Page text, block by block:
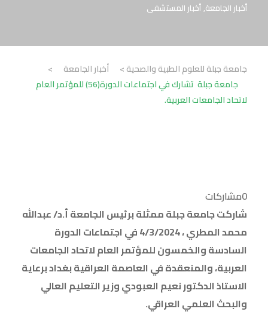
أخبار الجامعة,أخبار المستشفى
جامعة جبلة للعلوم الطبية والصحية> أخبار الجامعة
>
جامعة جبلة تشارك في اجتماعات الدورة(56) للمؤتمر العام
لاتحاد الجامعات العربية.
0مشاركات
شاركت جامعة جبلة ممثلة برئيس الجامعة أ.د/ عبدالله
محمد المطري ، 4/3/2024 في اجتماعات الدورة
السادسة والخمسون للمؤتمر العام لاتحاد الجامعات
العربية، والمنعقدة في العاصمة العراقية بغداد برعاية
الاستاذ الدكتور نعيم العبودي وزير التعليم العالي
والبحث العلمي العراقي.